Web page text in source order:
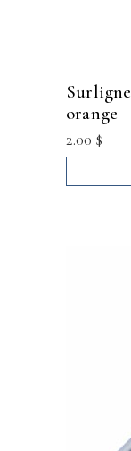
surligneur stabilo boss original
orange
2.00 $